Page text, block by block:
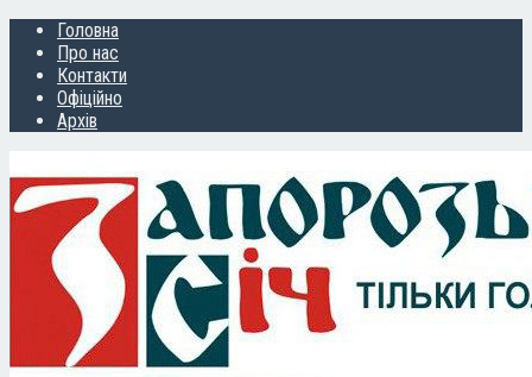
Головна
Про нас
Контакти
Офіційно
Архів